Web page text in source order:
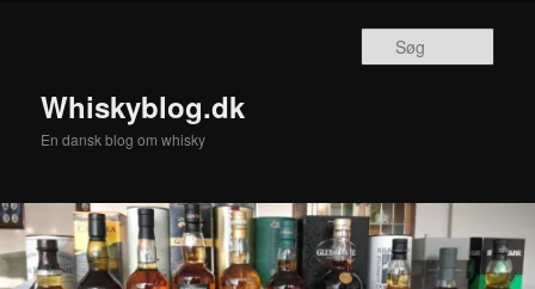
Whiskyblog.dk
En dansk blog om whisky